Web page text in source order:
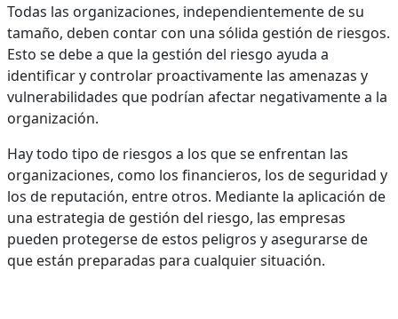
Todas las organizaciones, independientemente de su
tamaño, deben contar con una sólida gestión de riesgos.
Esto se debe a que la gestión del riesgo ayuda a
identificar y controlar proactivamente las amenazas y
vulnerabilidades que podrían afectar negativamente a la
organización.
Hay todo tipo de riesgos a los que se enfrentan las
organizaciones, como los financieros, los de seguridad y
los de reputación, entre otros. Mediante la aplicación de
una estrategia de gestión del riesgo, las empresas
pueden protegerse de estos peligros y asegurarse de
que están preparadas para cualquier situación.